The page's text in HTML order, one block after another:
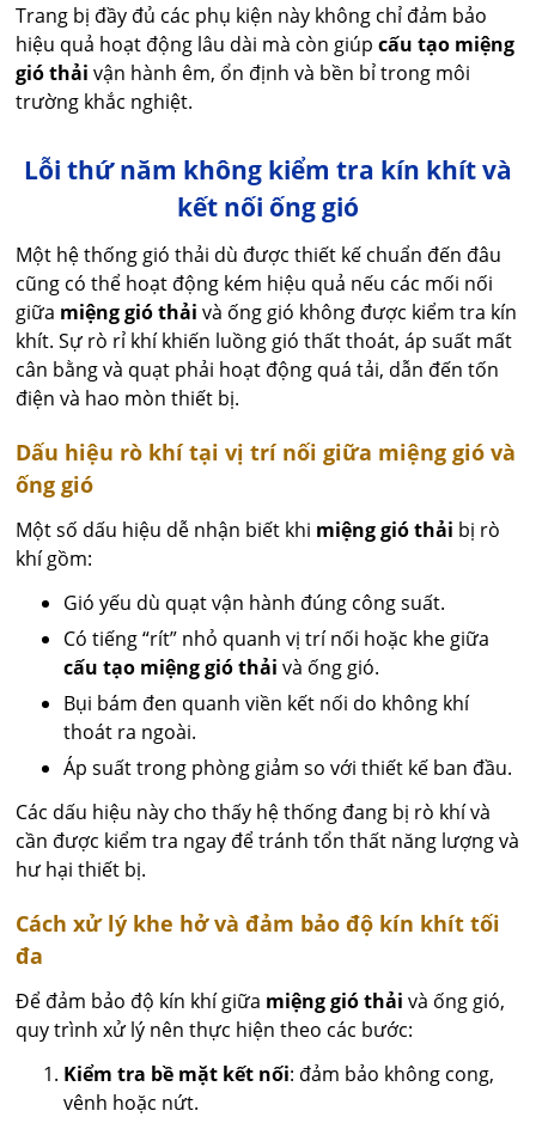
Trang bị đầy đủ các phụ kiện này không chỉ đảm bảo
hiệu quả hoạt động lâu dài mà còn giúpcấu tạo miệng
gió thải vận hành êm, ổn định và bền bỉ trong môi
trường khắc nghiệt.
Lỗi thứ năm không kiểm tra kín khít và
kết nối ống gió
Một hệ thống gió thải dù được thiết kế chuẩn đến đâu
cũng có thể hoạt động kém hiệu quả nếu các mối nối
giữa miệng gió thải và ống gió không được kiểm tra kín
khít. Sự rò rỉ khí khiến luồng gió thất thoát, áp suất mất
cân bằng và quạt phải hoạt động quá tải, dẫn đến tốn
điện và hao mòn thiết bị.
Dấu hiệu rò khí tại vị trí nối giữa miệng gió và
ống gió
Một số dấu hiệu dễ nhận biết khi miệng gió thải bị rò
khí gồm:
Gió yếu dù quạt vận hành đúng công suất.
Có tiếng “rít” nhỏ quanh vị trí nối hoặc khe giữa
cấu tạo miệng gió thải và ống gió.
Bụi bám đen quanh viền kết nối do không khí
thoát ra ngoài.
Áp suất trong phòng giảm so với thiết kế ban đầu.
Các dấu hiệu này cho thấy hệ thống đang bị rò khí và
cần được kiểm tra ngay để tránh tổn thất năng lượng và
hư hại thiết bị.
Cách xử lý khe hở và đảm bảo độ kín khít tối
đa
Để đảm bảo độ kín khí giữa miệng gió thải và ống gió,
quy trình xử lý nên thực hiện theo các bước:
Kiểm tra bề mặt kết nối: đảm bảo không cong,
vênh hoặc nứt.